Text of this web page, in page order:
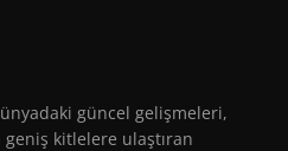
güncel gelişmeleri,
geniş kitlelere ulaştıran